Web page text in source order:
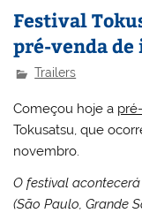
Festival
pré-venda de
Trailers
Começou hoje a
Tokusatsu, que
novembro.
O festival
(São Paulo, Grande